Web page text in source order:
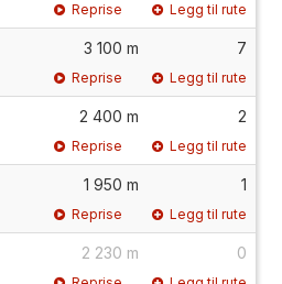
Reprise Legg til rute
3 100 m 7
Reprise Legg til rute
2 400 m 2
Reprise Legg til rute
1 950 m 1
Reprise Legg til rute
2 230 m 0